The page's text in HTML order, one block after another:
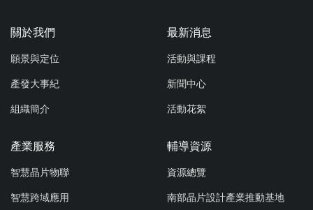
關於我們
願景與定位
產發大事紀
組織簡介
最新消息
活動與課程
新聞中心
活動花絮
產業服務
智慧晶片物聯
智慧跨域應用
輔導資源
資源總覽
南部晶片設計產業推動基地